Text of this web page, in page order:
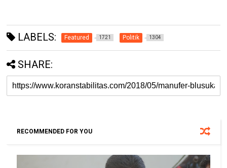
LABELS: Featured 1721 Politik 1304
SHARE:
RECOMMENDED FOR YOU